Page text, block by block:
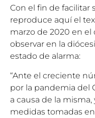
Con el fin de facilitar
reproduce aquí el
marzo de 2020 en el
observar en la
estado de alarma:
“Ante el creciente
por la pandemia del
a causa de la
medidas tomadas